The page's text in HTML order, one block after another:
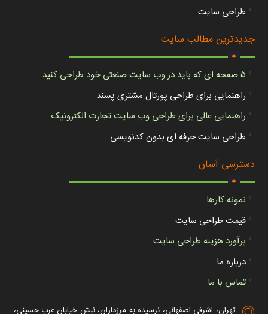
طراحی سایت
جدیدترین مطالب سایت
.
۵ صفحه ای که باید در وب سایت صنعتی خود طراحی کنید
راهنمایی برای طراحی پورتال مشتری پسند
راهنمایی عالی برای طراحی وب سایت تجارت الکترونیک
طراحی سایت حرفه ای بدون کدنویسی
دسترسی آسان
.
نمونه کارها
قیمت طراحی سایت
برآورد هزینه طراحی سایت
درباره ما
تماس با ما
تهران، اشرفی اصفهانی، نرسیده به مرزداران، نبش خیابان عرب حسینی،